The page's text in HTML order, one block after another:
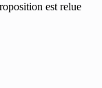
est relue